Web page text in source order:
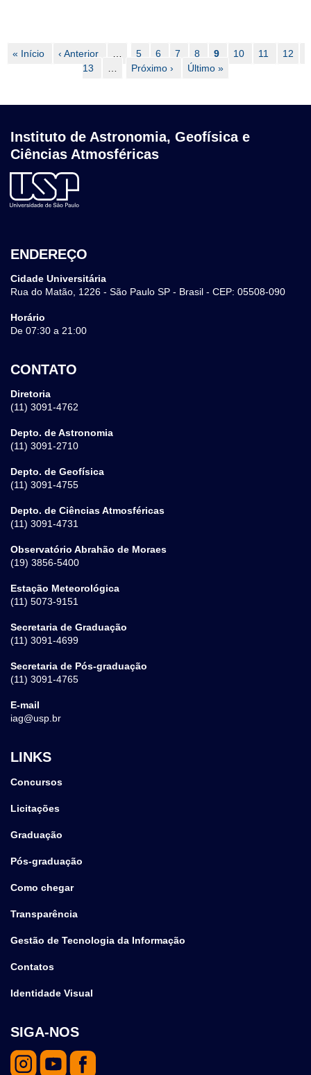
Paginação
Primeira
« Início
Página
anterior
‹ Anterior Page
5 Page
6 Page
7 Page
8
Página
atual
9 Page
10 Page
11 Page
12
13
Próxima
Próximo ›
Última
Último »
Instituto de Astronomia, Geofísica e
Ciências Atmosféricas
ENDEREÇO
Cidade Universitária
Rua do Matão, 1226 - São Paulo SP - Brasil - CEP: 05508-090
Horário
De 07:30 a 21:00
CONTATO
Diretoria
(11) 3091-4762
Depto. de Astronomia
(11) 3091-2710
Depto. de Geofísica
(11) 3091-4755
Depto. de Ciências Atmosféricas
(11) 3091-4731
Observatório Abrahão de Moraes
(19) 3856-5400
Estação Meteorológica
(11) 5073-9151
Secretaria de Graduação
(11) 3091-4699
Secretaria de Pós-graduação
(11) 3091-4765
E-mail
iag@usp.br
LINKS
Concursos
Licitações
Graduação
Pós-graduação
Como chegar
Transparência
Gestão de Tecnologia da Informação
Contatos
Identidade Visual
SIGA-NOS